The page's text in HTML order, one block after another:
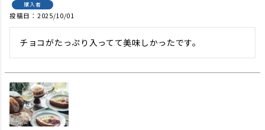
購入者
投稿日 2025/10/01
チョコがたっぷり入ってて美味しかったです。